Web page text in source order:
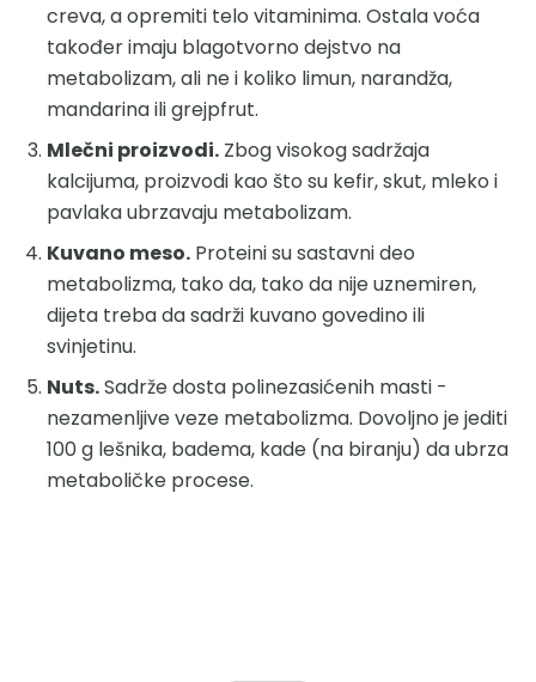
creva, a opremiti telo vitaminima. Ostala voća
također imaju blagotvorno dejstvo na
metabolizam, ali ne i koliko limun, narandža,
mandarina ili grejpfrut.
Mlečni proizvodi. Zbog visokog sadržaja
kalcijuma, proizvodi kao što su kefir, skut, mleko i
pavlaka ubrzavaju metabolizam.
Kuvano meso. Proteini su sastavni deo
metabolizma, tako da, tako da nije uznemiren,
dijeta treba da sadrži kuvano govedino ili
svinjetinu.
Nuts.Sadrže dosta polinezasićenih masti -
nezamenljive veze metabolizma. Dovoljno je jediti
100 g lešnika, badema, kade (na biranju) da ubrza
metaboličke procese.